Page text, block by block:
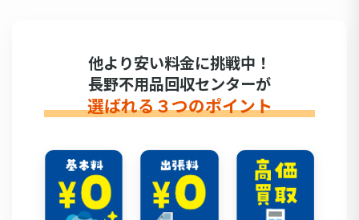
他より安い料金に挑戦中！
長野不用品回収センターが
選ばれる３つのポイント